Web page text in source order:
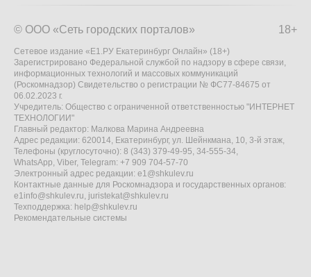
18+
© ООО «Сеть городских порталов»
Сетевое издание «Е1.РУ Екатеринбург Онлайн» (18+)
Зарегистрировано Федеральной службой по надзору в сфере связи,
информационных технологий и массовых коммуникаций
(Роскомнадзор) Свидетельство о регистрации № ФС77-84675 от
06.02.2023 г.
Учредитель: Общество с ограниченной ответственностью "ИНТЕРНЕТ
ТЕХНОЛОГИИ"
Главный редактор: Малкова Марина Андреевна
Адрес редакции: 620014, Екатеринбург, ул. Шейнкмана, 10, 3-й этаж,
Телефоны (круглосуточно): 8 (343) 379-49-95, 34-555-34,
WhatsApp, Viber, Telegram: +7 909 704-57-70
Электронный адрес редакции: e1@shkulev.ru
Контактные данные для Роскомнадзора и государственных органов:
e1info@shkulev.ru, juristekat@shkulev.ru
Техподдержка: help@shkulev.ru
Рекомендательные системы